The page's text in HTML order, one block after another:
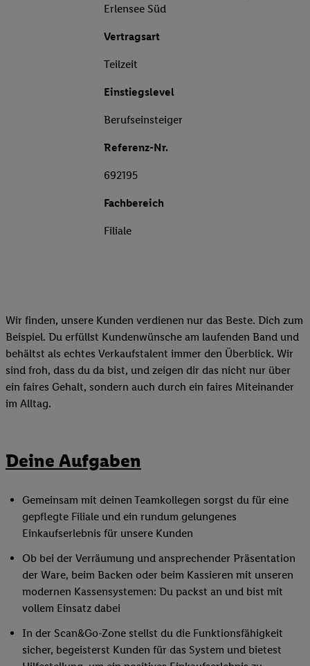
Erlensee Süd
Vertragsart
Teilzeit
Einstiegslevel
Berufseinsteiger
Referenz-Nr.
692195
Fachbereich
Filiale
Wir finden, unsere Kunden verdienen nur das Beste. Dich zum
Beispiel. Du erfüllst Kundenwünsche am laufenden Band und
behältst als echtes Verkaufstalent immer den Überblick. Wir
sind froh, dass du da bist, und zeigen dir das nicht nur über
ein faires Gehalt, sondern auch durch ein faires Miteinander
im Alltag.
Deine Aufgaben
Gemeinsam mit deinen Teamkollegen sorgst du für eine
gepflegte Filiale und ein rundum gelungenes
Einkaufserlebnis für unsere Kunden
Ob bei der Verräumung und ansprechender Präsentation
der Ware, beim Backen oder beim Kassieren mit unseren
modernen Kassensystemen: Du packst an und bist mit
vollem Einsatz dabei
In der Scan&Go-Zone stellst du die Funktionsfähigkeit
sicher, begeisterst Kunden für das System und bietest